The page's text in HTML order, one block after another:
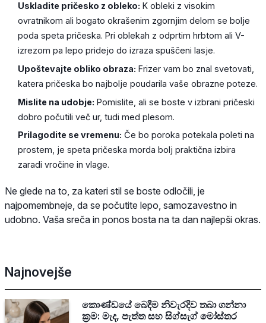
Uskladite pričesko z obleko: K obleki z visokim
ovratnikom ali bogato okrašenim zgornjim delom se bolje
poda speta pričeska. Pri oblekah z odprtim hrbtom ali V-
izrezom pa lepo pridejo do izraza spuščeni lasje.
Upoštevajte obliko obraza: Frizer vam bo znal svetovati,
katera pričeska bo najbolje poudarila vaše obrazne poteze.
Mislite na udobje: Pomislite, ali se boste v izbrani pričeski
dobro počutili več ur, tudi med plesom.
Prilagodite se vremenu: Če bo poroka potekala poleti na
prostem, je speta pričeska morda bolj praktična izbira
zaradi vročine in vlage.
Ne glede na to, za kateri stil se boste odločili, je
najpomembneje, da se počutite lepo, samozavestno in
udobno. Vaša sreča in ponos bosta na ta dan najlepši okras.
Najnovejše
කොණ්ඩයේ බෙදීම නිවැරදිව තබා ගන්නා
ක්‍රම: මැද, පැත්ත සහ සිග්සැග් මෝස්තර